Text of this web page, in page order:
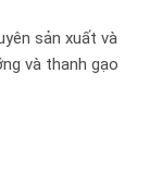
sản xuất và
và thanh gạo